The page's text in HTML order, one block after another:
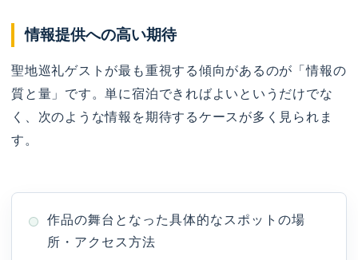
情報提供への高い期待
聖地巡礼ゲストが最も重視する傾向があるのが「情報の
質と量」です。単に宿泊できればよいというだけでな
く、次のような情報を期待するケースが多く見られま
す。
作品の舞台となった具体的なスポットの場
所・アクセス方法